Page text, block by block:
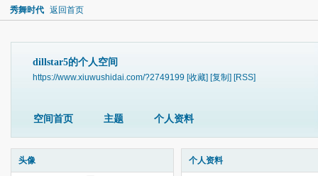
秀舞时代 返回首页
dillstar5的个人空间
https://www.xiuwushidai.com/?2749199 [收藏] [复制] [RSS]
空间首页 主题 个人资料
头像 个人资料